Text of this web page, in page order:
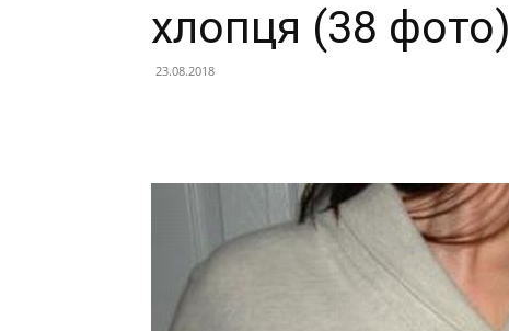
хлопця (38 фото)
23.08.2018